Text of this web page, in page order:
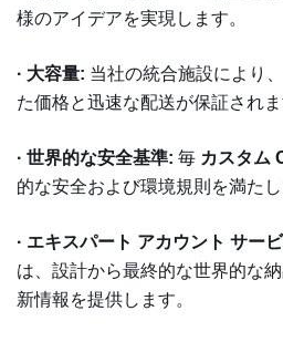
様のアイデアを実現します。
· 大容量: 当社の統合施設により
た価格と迅速な配送が保証されま
· 世界的な安全基準: 毎 カスタム
的な安全および環境規則を満たし
· エキスパート アカウント サー
は、設計から最終的な世界的な
新情報を提供します。